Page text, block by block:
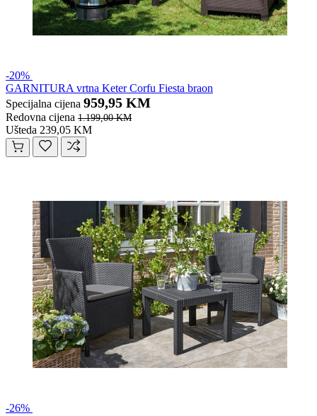
-20%
GARNITURA vrtna Keter Corfu Fiesta braon
Specijalna cijena 959,95 KM
Redovna cijena 1.199,00 KM
Ušteda 239,05 KM
-26%